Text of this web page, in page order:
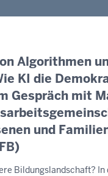
Algorithmen
KI die
Gespräch mit
und
Bildungslandschaft? In